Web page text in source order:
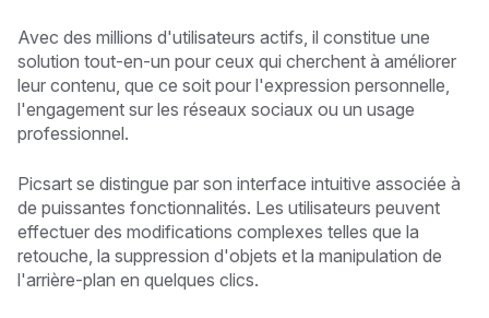
Avec des millions d'utilisateurs actifs, il constitue une
solution tout-en-un pour ceux qui cherchent à améliorer
leur contenu, que ce soit pour l'expression personnelle,
l'engagement sur les réseaux sociaux ou un usage
professionnel.
Picsart se distingue par son interface intuitive associée à
de puissantes fonctionnalités. Les utilisateurs peuvent
effectuer des modifications complexes telles que la
retouche, la suppression d'objets et la manipulation de
l'arrière-plan en quelques clics.